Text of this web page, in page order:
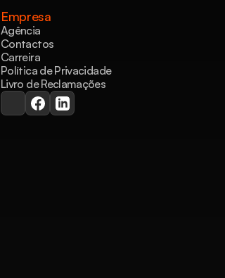
Empresa
Agência
Contactos
Carreira
Política de Privacidade
Livro de Reclamações